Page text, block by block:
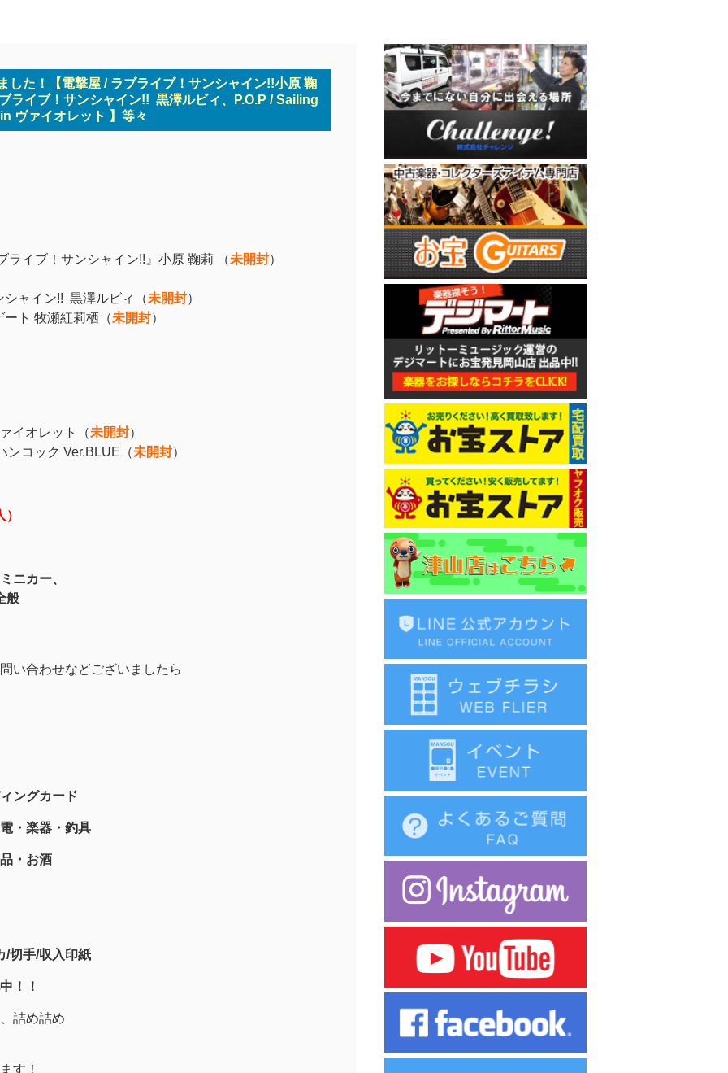
た！【電撃屋 / ラブライブ！サンシャイン!!小原 鞠
イブ！サンシャイン!! 黒澤ルビィ、P.O.P / Sailing
ヴァイオレット 】等々
イブ！サンシャイン!!』小原 鞠莉 （未開封）
ャイン!! 黒澤ルビィ （未開封）
ト 牧瀬紅莉栖 （未開封）
イオレット （未開封）
ンコック Ver.BLUE （未開封）
ニカー、
般
い合わせなどございましたら
ングカード
・楽器・釣具
・お酒
/切手/収入印紙
！！
詰め詰め
す！